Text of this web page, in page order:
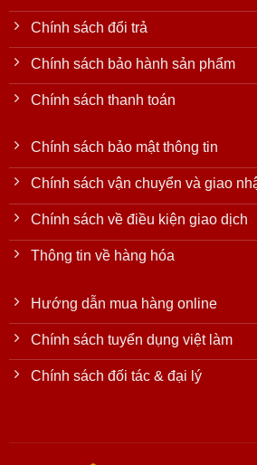
Chính sách đổi trả
Chính sách bảo hành sản phẩm
Chính sách thanh toán
Chính sách bảo mật thông tin
Chính sách vận chuyển và giao
Chính sách về điều kiện giao dịch
Thông tin về hàng hóa
Hướng dẫn mua hàng online
Chính sách tuyển dụng việt làm
Chính sách đối tác & đại lý